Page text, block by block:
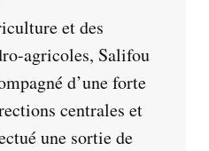
et des
agricoles, Salifou
d’une forte
centrales et
une sortie de